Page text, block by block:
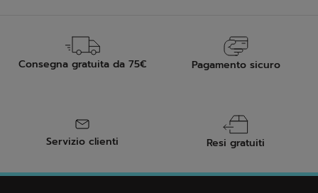
Consegna gratuita da 75€ Pagamento sicuro
Servizio clienti Resi gratuiti